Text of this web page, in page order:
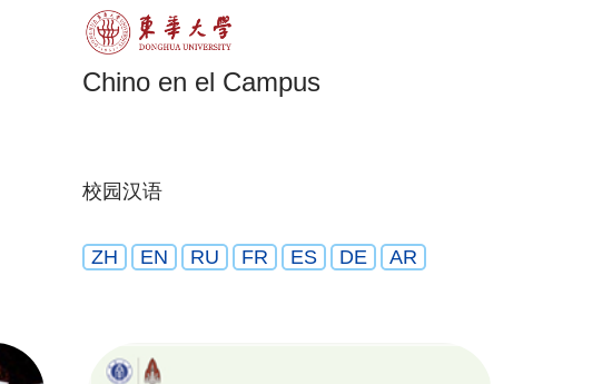
Chino en el Campus
校园汉语
ZH EN RU FR ES DE AR